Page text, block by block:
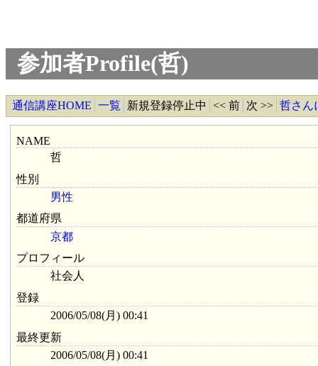
参加者Profile(哲)
通信講座HOME 一覧 新規登録停止中 << 前 次 >> 哲さん
NAME
哲
性別
男性
都道府県
京都
プロフィール
社会人
登録
2006/05/08(月) 00:41
最終更新
2006/05/08(月) 00:41